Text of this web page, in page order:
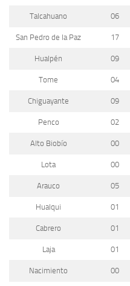
Talcahuano 06
San Pedro de la Paz 17
Hualpén 09
Tome 04
Chiguayante 09
Penco 02
Alto Biobío 00
Lota 00
Arauco 05
Hualqui 01
Cabrero 01
Laja 01
Nacimiento 00